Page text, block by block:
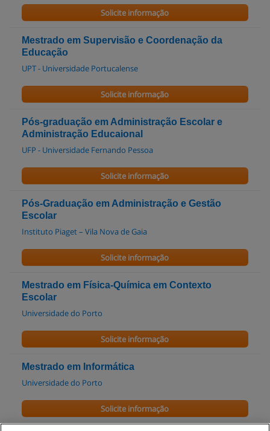
Solicite informação
Mestrado em Supervisão e Coordenação da
Educação
UPT - Universidade Portucalense
Solicite informação
Pós-graduação em Administração Escolar e
Administração Educaional
UFP - Universidade Fernando Pessoa
Solicite informação
Pós-Graduação em Administração e Gestão
Escolar
Instituto Piaget – Vila Nova de Gaia
Solicite informação
Mestrado em Física-Química em Contexto
Escolar
Universidade do Porto
Solicite informação
Mestrado em Informática
Universidade do Porto
Solicite informação